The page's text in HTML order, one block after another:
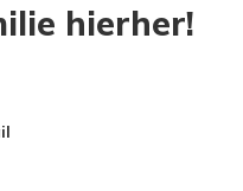
hierher!